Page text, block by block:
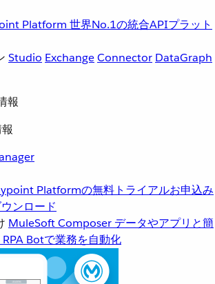
Platform 世界No.1の統合APIプラット
Studio ExchangeConnector DataGraph
報
Platformの無料トライアルお申込み
ンロード
MuleSoft Composer データやアプリと簡
Botで業務を自動化